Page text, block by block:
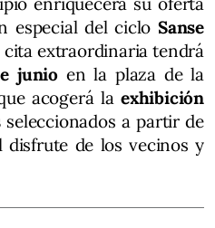
especial del ciclo Sanse
cita extraordinaria tendrá
junio en la plaza de la
acogerá la exhibición
seleccionados a partir de
disfrute de los vecinos y